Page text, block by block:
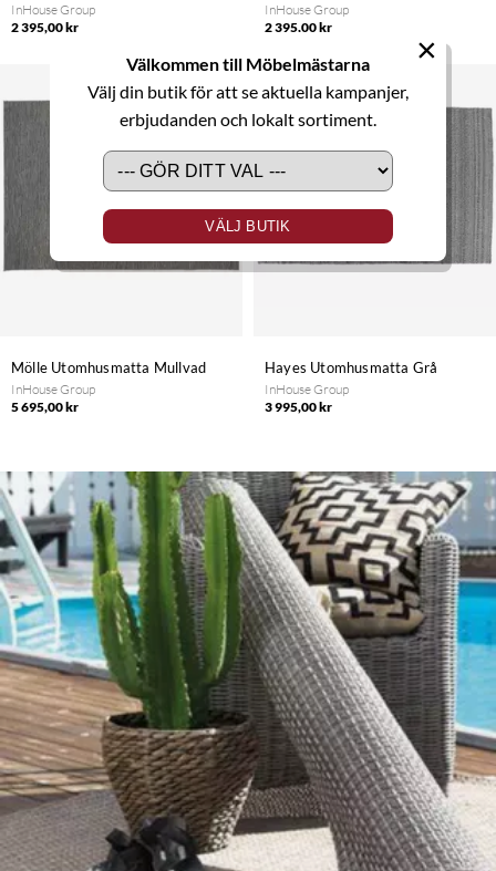
Välkommen till Möbelmästarna
Välj din butik för att se aktuella kampanjer,
erbjudanden och lokalt sortiment.
VÄLJ BUTIK
×
InHouse Group
2 395,00 kr
InHouse Group
2 395,00 kr
Mölle Utomhusmatta Mullvad
InHouse Group
5 695,00 kr
Hayes Utomhusmatta Grå
InHouse Group
3 995,00 kr